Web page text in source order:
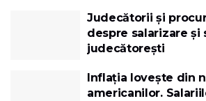
Judecătorii și
despre salarizare
judecătorești
Inflația lovește din
americanilor.